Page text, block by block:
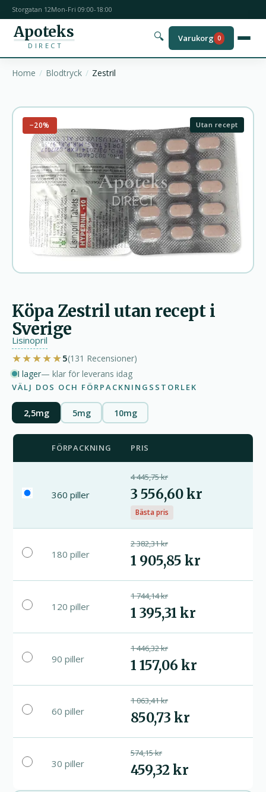
Storgatan 12Mon-Fri 09:00-18:00
Apoteks
DIRECT
🔍 Varukorg 0
Home Blodtryck Zestril
−20% Utan recept
Köpa Zestril utan recept i
Sverige
Lisinopril
★★★★★5(131 Recensioner)
I lager— klar för leverans idag
VÄLJ DOS OCH FÖRPACKNINGSSTORLEK
2,5mg 5mg 10mg
FÖRPACKNING PRIS
360 piller
4 445,75 kr
3 556,60 kr
Bästa pris
180 piller
2 382,31 kr
1 905,85 kr
120 piller
1 744,14 kr
1 395,31 kr
90 piller
1 446,32 kr
1 157,06 kr
60 piller
1 063,41 kr
850,73 kr
30 piller
574,15 kr
459,32 kr